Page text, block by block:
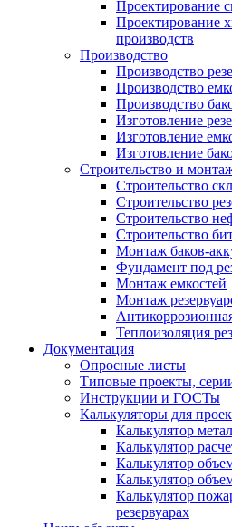
Проектирование
Проектирование
производств
Производство
Производство
Производство
Производство
Изготовление
Изготовление
Изготовление
Строительство и
Строительство
Строительство
Строительство
Строительство
Монтаж баков-
Фундамент под
Монтаж емкостей
Монтаж
Теплоизоляция
Документация
Опросные листы
Типовые проекты,
Инструкции и ГОСТы
Калькуляторы для
Калькулятор
Калькулятор
Калькулятор
Калькулятор
Калькулятор
резервуарах